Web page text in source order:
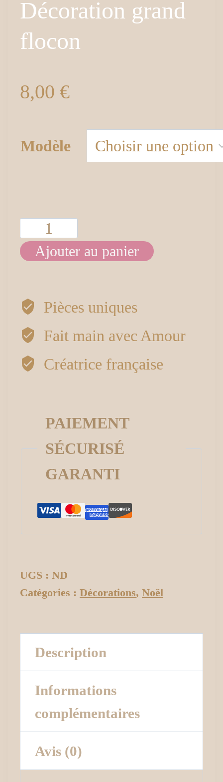
Décoration grand
flocon
8,00 €
Modèle
quantité
de
grand
flocon
Ajouter au panier
Pièces uniques
Fait main avec Amour
Créatrice française
PAIEMENT
SÉCURISÉ
GARANTI
UGS : ND
Catégories : Décorations, Noël
Description
Informations
complémentaires
Avis (0)